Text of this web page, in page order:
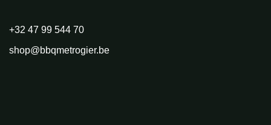
+32 47 99 544 70
shop@bbqmetrogier.be